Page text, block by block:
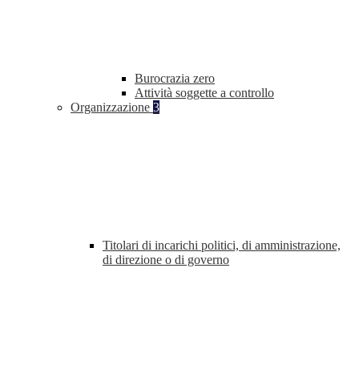
Burocrazia zero
Attività soggette a controllo
Organizzazione 3
Titolari di incarichi politici, di amministrazione,
di direzione o di governo